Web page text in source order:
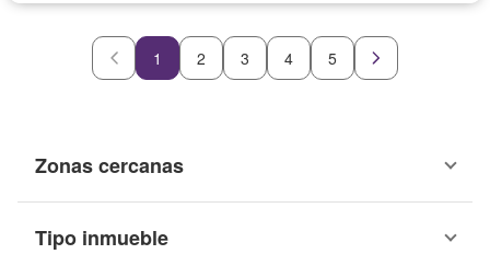
1 2 3 4 5
Zonas cercanas
Tipo inmueble